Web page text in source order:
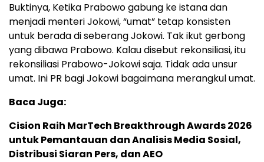
Buktinya, Ketika Prabowo gabung ke istana dan
menjadi menteri Jokowi, “umat” tetap konsisten
untuk berada di seberang Jokowi. Tak ikut gerbong
yang dibawa Prabowo. Kalau disebut rekonsiliasi, itu
rekonsiliasi Prabowo-Jokowi saja. Tidak ada unsur
umat. Ini PR bagi Jokowi bagaimana merangkul umat.
Baca Juga:
Cision Raih MarTech Breakthrough Awards 2026
untuk Pemantauan dan Analisis Media Sosial,
Distribusi Siaran Pers, dan AEO